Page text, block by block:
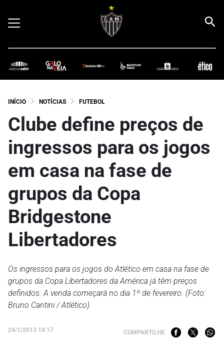
INÍCIO NOTÍCIAS FUTEBOL
Clube define preços de
ingressos para os jogos
em casa na fase de
grupos da Copa
Bridgestone
Libertadores
Os ingressos para os jogos do Atlético em casa na fase de
grupos da Copa Libertadores da América já têm preços
definidos. A venda começará no dia 1º de fevereiro. (Foto:
Bruno Cantini / Atlético)
24/1/2013 18:17 COMPARTILHE